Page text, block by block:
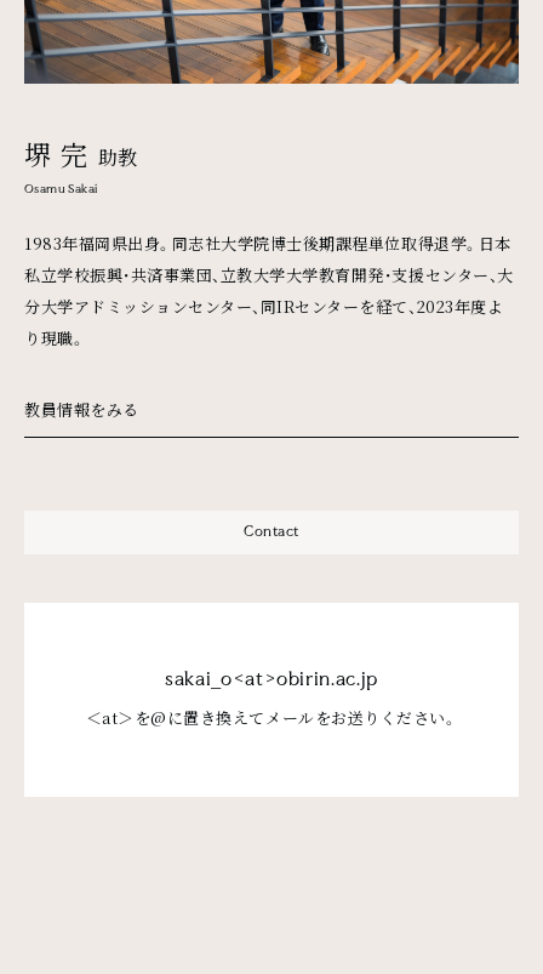
堺 完 助教
Osamu Sakai
1983年福岡県出身。同志社大学院博士後期課程単位取得退学。日本
私立学校振興・共済事業団、立教大学大学教育開発・支援センター、大
分大学アドミッションセンター、同IRセンターを経て、2023年度よ
り現職。
教員情報をみる
Contact
sakai_o<at>obirin.ac.jp
＜at＞を@に置き換えてメールをお送りください。